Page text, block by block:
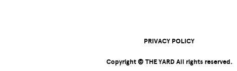
PRIVACY POLICY
Copyright © THE YARD All rights reserved.